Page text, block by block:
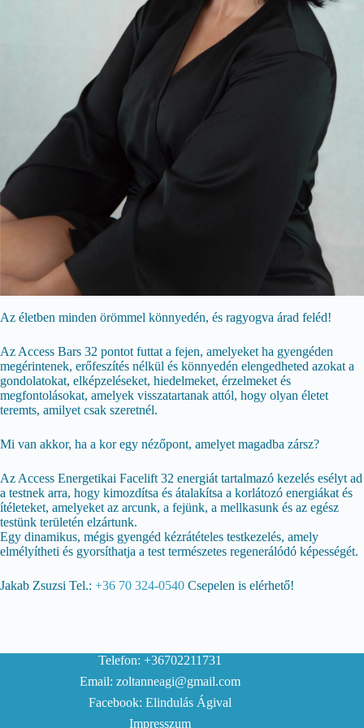
Az életben minden örömmel könnyedén, és ragyogva árad feléd!
Az Access Bars 32 pontot futtat a fejen, amelyeket ha gyengéden
megérintenek, erőfeszítés nélkül és könnyedén elengedheted azokat a
gondolatokat, elképzeléseket, hiedelmeket, érzelmeket és
megfontolásokat, amelyek visszatartanak attól, hogy olyan életet
teremts, amilyet csak szeretnél.
Mi van akkor, ha a kor egy nézőpont, amelyet magadba zársz?
Az Access Energetikai Facelift 32 energiát tartalmazó kezelés esélyt ad
a testnek arra, hogy kimozdítsa és átalakítsa a korlátozó energiákat és
ítéleteket, amelyeket az arcunk, a fejünk, a mellkasunk és az egész
testünk területén elzártunk.
Egy dinamikus, mégis gyengéd kézrátételes testkezelés, amely
elmélyítheti és gyorsíthatja a test természetes regenerálódó képességét.
Jakab Zsuzsi Tel.: +36 70 324-0540 Csepelen is elérhető!
Telefon:+36702211731
Email:zoltanneagi@gmail.com
Facebook:Elindulás Ágival
Impresszum